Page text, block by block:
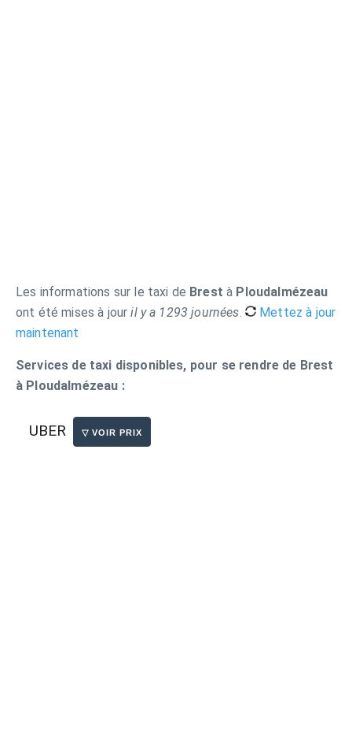
Les informations sur le taxi de Brest à Ploudalmézeau
ont été mises à jouril y a 1293 journées.
Mettez à jour
maintenant
Services de taxi disponibles, pour se rendre de Brest
à Ploudalmézeau :
UBER